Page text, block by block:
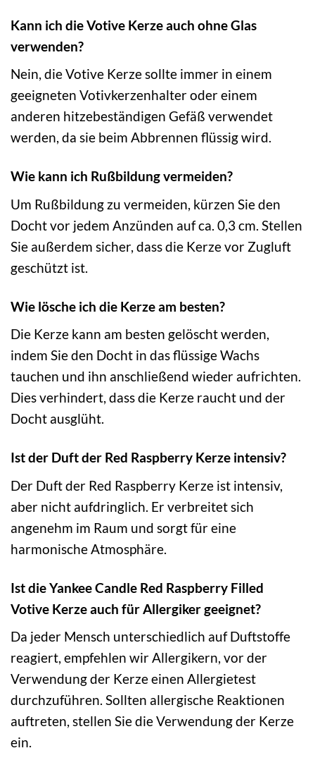
Kann ich die Votive Kerze auch ohne Glas
verwenden?
Nein, die Votive Kerze sollte immer in einem
geeigneten Votivkerzenhalter oder einem
anderen hitzebeständigen Gefäß verwendet
werden, da sie beim Abbrennen flüssig wird.
Wie kann ich Rußbildung vermeiden?
Um Rußbildung zu vermeiden, kürzen Sie den
Docht vor jedem Anzünden auf ca. 0,3 cm. Stellen
Sie außerdem sicher, dass die Kerze vor Zugluft
geschützt ist.
Wie lösche ich die Kerze am besten?
Die Kerze kann am besten gelöscht werden,
indem Sie den Docht in das flüssige Wachs
tauchen und ihn anschließend wieder aufrichten.
Dies verhindert, dass die Kerze raucht und der
Docht ausglüht.
Ist der Duft der Red Raspberry Kerze intensiv?
Der Duft der Red Raspberry Kerze ist intensiv,
aber nicht aufdringlich. Er verbreitet sich
angenehm im Raum und sorgt für eine
harmonische Atmosphäre.
Ist die Yankee Candle Red Raspberry Filled
Votive Kerze auch für Allergiker geeignet?
Da jeder Mensch unterschiedlich auf Duftstoffe
reagiert, empfehlen wir Allergikern, vor der
Verwendung der Kerze einen Allergietest
durchzuführen. Sollten allergische Reaktionen
auftreten, stellen Sie die Verwendung der Kerze
ein.